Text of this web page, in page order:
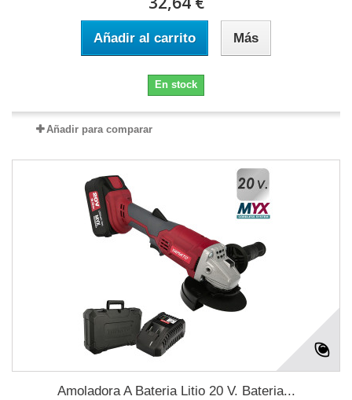
Añadir al carrito Más
En stock
Añadir para comparar
Amoladora A Bateria Litio 20 V. Bateria...